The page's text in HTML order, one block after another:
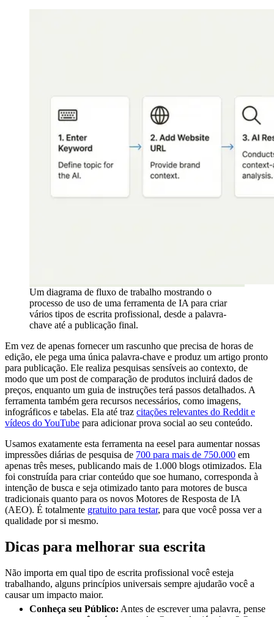
Um diagrama de fluxo de trabalho mostrando o
processo de uso de uma ferramenta de IA para criar
vários tipos de escrita profissional, desde a palavra-
chave até a publicação final.
Em vez de apenas fornecer um rascunho que precisa de horas de
edição, ele pega uma única palavra-chave e produz um artigo pronto
para publicação. Ele realiza pesquisas sensíveis ao contexto, de
modo que um post de comparação de produtos incluirá dados de
preços, enquanto um guia de instruções terá passos detalhados. A
ferramenta também gera recursos necessários, como imagens,
infográficos e tabelas. Ela até traz citações relevantes do Reddit e
vídeos do YouTube para adicionar prova social ao seu conteúdo.
Usamos exatamente esta ferramenta na eesel para aumentar nossas
impressões diárias de pesquisa de 700 para mais de 750.000 em
apenas três meses, publicando mais de 1.000 blogs otimizados. Ela
foi construída para criar conteúdo que soe humano, corresponda à
intenção de busca e seja otimizado tanto para motores de busca
tradicionais quanto para os novos Motores de Resposta de IA
(AEO). É totalmente gratuito para testar, para que você possa ver a
qualidade por si mesmo.
Dicas para melhorar sua escrita
Não importa em qual tipo de escrita profissional você esteja
trabalhando, alguns princípios universais sempre ajudarão você a
causar um impacto maior.
Conheça seu Público: Antes de escrever uma palavra, pense